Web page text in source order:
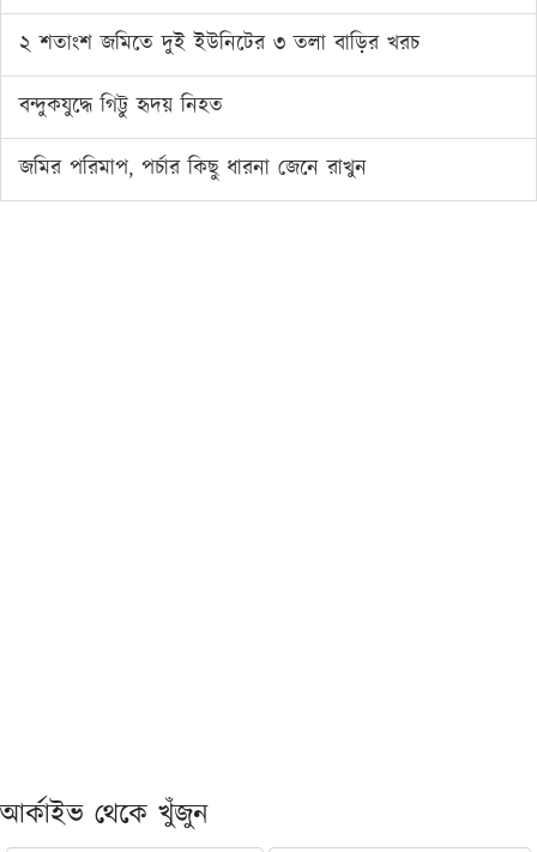
২ শতাংশ জমিতে দুই ইউনিটের ৩ তলা বাড়ির খরচ
বন্দুকযুদ্ধে গিট্টু হৃদয় নিহত
জমির পরিমাপ, পর্চার কিছু ধারনা জেনে রাখুন
আর্কাইভ থেকে খুঁজুন